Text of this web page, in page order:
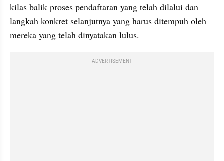
kilas balik proses pendaftaran yang telah dilalui dan
langkah konkret selanjutnya yang harus ditempuh oleh
mereka yang telah dinyatakan lulus.
ADVERTISEMENT